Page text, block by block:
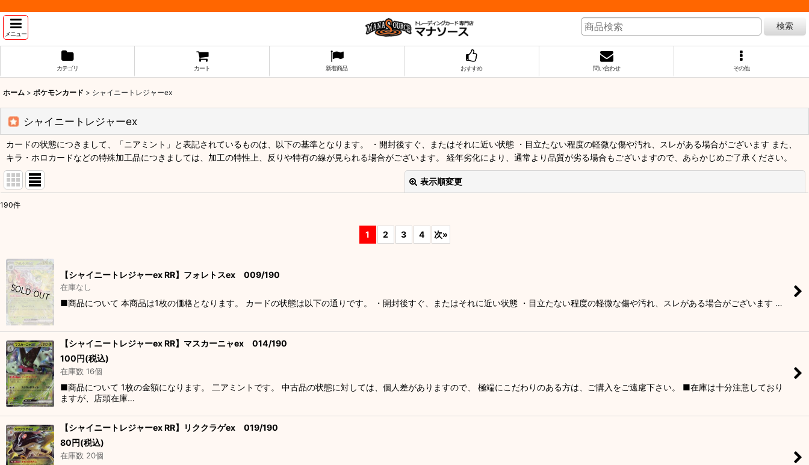
メニュー
検索
カテゴリ カート 新着商品 おすすめ 問い合わせ その他
ホーム > ポケモンカード > シャイニートレジャーex
シャイニートレジャーex
カードの状態につきまして、「ニアミント」と表記されているものは、以下の基準となります。 ・開封後すぐ、またはそれに近い状態 ・目立たない程度の軽微な傷や汚れ、スレがある場合がございます また、
キラ・ホロカードなどの特殊加工品につきましては、加工の特性上、反りや特有の線が見られる場合がございます。 経年劣化により、通常より品質が劣る場合もございますので、あらかじめご了承ください。
表示順変更
190件
1 2 3 4 次»
【シャイニートレジャーex RR】フォレトスex 009/190
在庫なし
■商品について 本商品は1枚の価格となります。 カードの状態は以下の通りです。 ・開封後すぐ、またはそれに近い状態 ・目立たない程度の軽微な傷や汚れ、スレがある場合がございます …
【シャイニートレジャーex RR】マスカーニャex 014/190
100円(税込)
在庫数 16個
■商品について 1枚の金額になります。 二アミントです。 中古品の状態に対しては、個人差がありますので、 極端にこだわりのある方は、ご購入をご遠慮下さい。 ■在庫は十分注意しており
ますが、店頭在庫…
【シャイニートレジャーex RR】リククラゲex 019/190
80円(税込)
在庫数 20個